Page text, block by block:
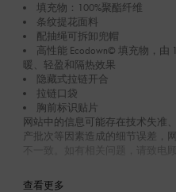
填充物：100%聚酯纤维
条纹提花面料
配抽绳可拆卸兜帽
高性能 Ecodown© 填充物，由
暖、轻盈和隔热效果
隐藏式拉链开合
拉链口袋
胸前标识贴片
网站中的信息可能存在技术失准
产批次等因素造成的细节误差，
不一致。如有相关问题，请致电
查看更多